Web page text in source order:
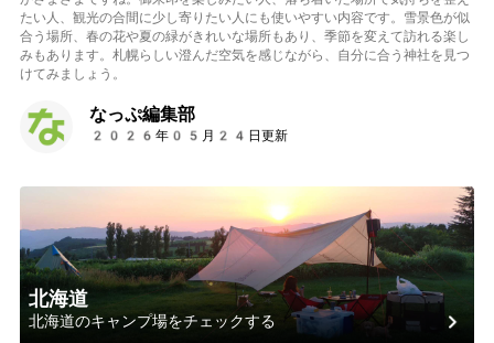
たい人、観光の合間に少し寄りたい人にも使いやすい内容です。雪景色が似
合う場所、春の花や夏の緑がきれいな場所もあり、季節を変えて訪れる楽し
みもあります。札幌らしい澄んだ空気を感じながら、自分に合う神社を見つ
けてみましょう。
なっぷ編集部
2026年05月24日更新
北海道
北海道のキャンプ場をチェックする